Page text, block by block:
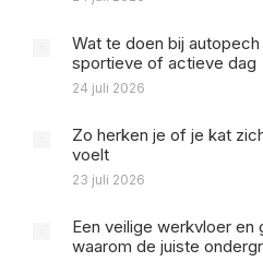
Wat te doen bij
sportieve of actieve dag
24 juli 2026
Zo herken je of je kat
voelt
23 juli 2026
Een veilige werkvloer
waarom de juiste